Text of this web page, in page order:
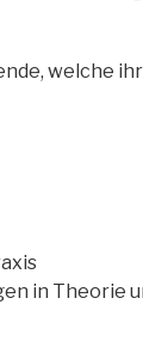
welche
in Theorie